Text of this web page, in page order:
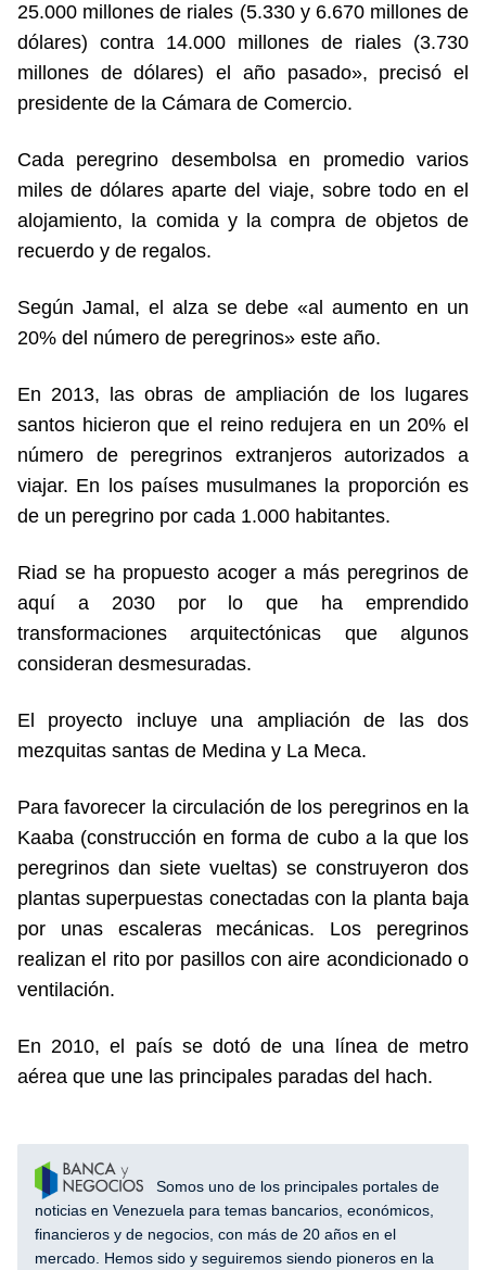
25.000 millones de riales (5.330 y 6.670 millones de
dólares) contra 14.000 millones de riales (3.730
millones de dólares) el año pasado», precisó el
presidente de la Cámara de Comercio.
Cada peregrino desembolsa en promedio varios
miles de dólares aparte del viaje, sobre todo en el
alojamiento, la comida y la compra de objetos de
recuerdo y de regalos.
Según Jamal, el alza se debe «al aumento en un
20% del número de peregrinos» este año.
En 2013, las obras de ampliación de los lugares
santos hicieron que el reino redujera en un 20% el
número de peregrinos extranjeros autorizados a
viajar. En los países musulmanes la proporción es
de un peregrino por cada 1.000 habitantes.
Riad se ha propuesto acoger a más peregrinos de
aquí a 2030 por lo que ha emprendido
transformaciones arquitectónicas que algunos
consideran desmesuradas.
El proyecto incluye una ampliación de las dos
mezquitas santas de Medina y La Meca.
Para favorecer la circulación de los peregrinos en la
Kaaba (construcción en forma de cubo a la que los
peregrinos dan siete vueltas) se construyeron dos
plantas superpuestas conectadas con la planta baja
por unas escaleras mecánicas. Los peregrinos
realizan el rito por pasillos con aire acondicionado o
ventilación.
En 2010, el país se dotó de una línea de metro
aérea que une las principales paradas del hach.
Somos uno de los principales portales de
noticias en Venezuela para temas bancarios, económicos,
financieros y de negocios, con más de 20 años en el
mercado. Hemos sido y seguiremos siendo pioneros en la